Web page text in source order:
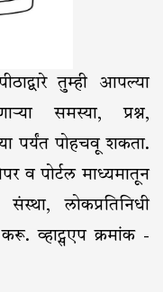
तुम्ही आपल्या
समस्या, प्रश्न,
पर्यंत पोहचवू शकता.
व पोर्टल माध्यमातून
लोकप्रतिनिधी
करू. व्हाट्सएप क्रमांक -